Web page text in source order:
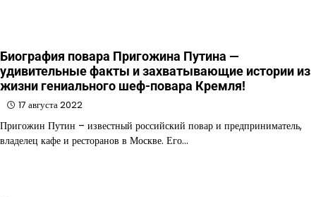
Биография повара Пригожина Путина —
удивительные факты и захватывающие истории из
жизни гениального шеф-повара Кремля!
17 августа 2022
Пригожин Путин – известный российский повар и предприниматель,
владелец кафе и ресторанов в Москве. Его…